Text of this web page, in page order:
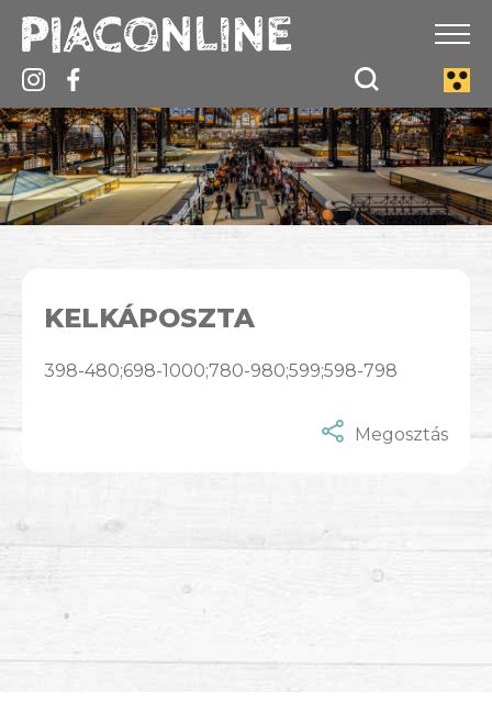
KELKÁPOSZTA
398-480;698-1000;780-980;599;598-798
Megosztás